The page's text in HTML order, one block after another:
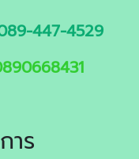
447-4529
าร